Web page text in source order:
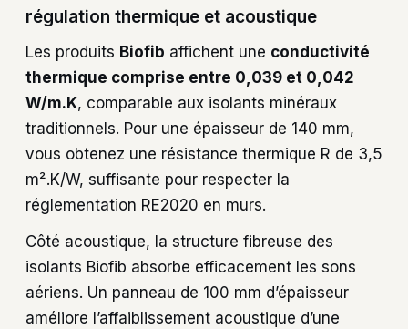
régulation thermique et acoustique
Les produits Biofib affichent une conductivité
thermique comprise entre 0,039 et 0,042
W/m.K, comparable aux isolants minéraux
traditionnels. Pour une épaisseur de 140 mm,
vous obtenez une résistance thermique R de 3,5
m².K/W, suffisante pour respecter la
réglementation RE2020 en murs.
Côté acoustique, la structure fibreuse des
isolants Biofib absorbe efficacement les sons
aériens. Un panneau de 100 mm d’épaisseur
améliore l’affaiblissement acoustique d’une